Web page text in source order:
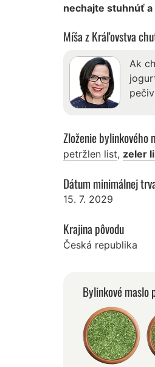
nechajte stuhnúť
Míša z Kráľovstva
Ak
Zloženie bylinkového
petržlen list, zeler
Dátum minimálnej
15. 7. 2029
Krajina pôvodu
Česká republika
Bylinkové maslo